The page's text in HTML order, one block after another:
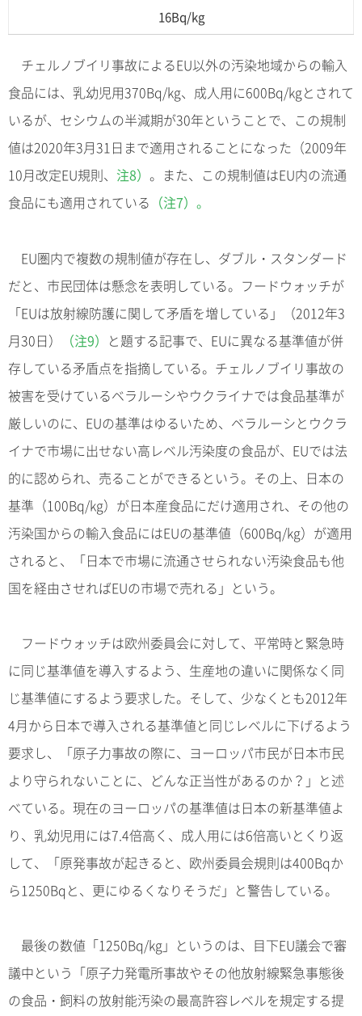
16Bq/kg
チェルノブイリ事故によるEU以外の汚染地域からの輸入
食品には、乳幼児用370Bq/kg、成人用に600Bq/kgとされて
いるが、セシウムの半減期が30年ということで、この規制
値は2020年3月31日まで適用されることになった（2009年
10月改定EU規則、 注8） 。また、この規制値はEU内の流通
食品にも適用されている （注7）。
EU圏内で複数の規制値が存在し、ダブル・スタンダード
だと、市民団体は懸念を表明している。フードウォッチが
「EUは放射線防護に関して矛盾を増している」（2012年3
月30日）
（注9） と題する記事で、EUに異なる基準値が併
存している矛盾点を指摘している。チェルノブイリ事故の
被害を受けているベラルーシやウクライナでは食品基準が
厳しいのに、EUの基準はゆるいため、ベラルーシとウクラ
イナで市場に出せない高レベル汚染度の食品が、EUでは法
的に認められ、売ることができるという。その上、日本の
基準（100Bq/kg）が日本産食品にだけ適用され、その他の
汚染国からの輸入食品にはEUの基準値（600Bq/kg）が適用
されると、「日本で市場に流通させられない汚染食品も他
国を経由させればEUの市場で売れる」という。
フードウォッチは欧州委員会に対して、平常時と緊急時
に同じ基準値を導入するよう、生産地の違いに関係なく同
じ基準値にするよう要求した。そして、少なくとも2012年
4月から日本で導入される基準値と同じレベルに下げるよう
要求し、「原子力事故の際に、ヨーロッパ市民が日本市民
より守られないことに、どんな正当性があるのか？」と述
べている。現在のヨーロッパの基準値は日本の新基準値よ
り、乳幼児用には7.4倍高く、成人用には6倍高いとくり返
して、「原発事故が起きると、欧州委員会規則は400Bqか
ら1250Bqと、更にゆるくなりそうだ」と警告している。
最後の数値「1250Bq/kg」というのは、目下EU議会で審
議中という「原子力発電所事故やその他放射線緊急事態後
の食品・飼料の放射能汚染の最高許容レベルを規定する提